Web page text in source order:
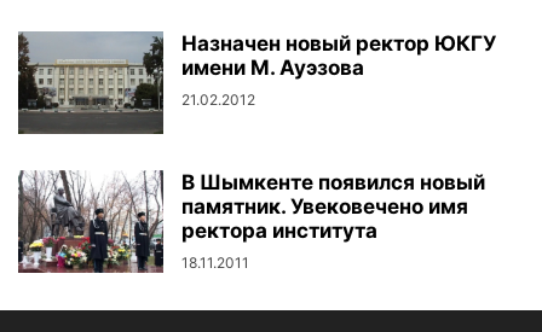
Назначен новый ректор ЮКГУ
имени М. Ауэзова
21.02.2012
В Шымкенте появился новый
памятник. Увековечено имя
ректора института
18.11.2011